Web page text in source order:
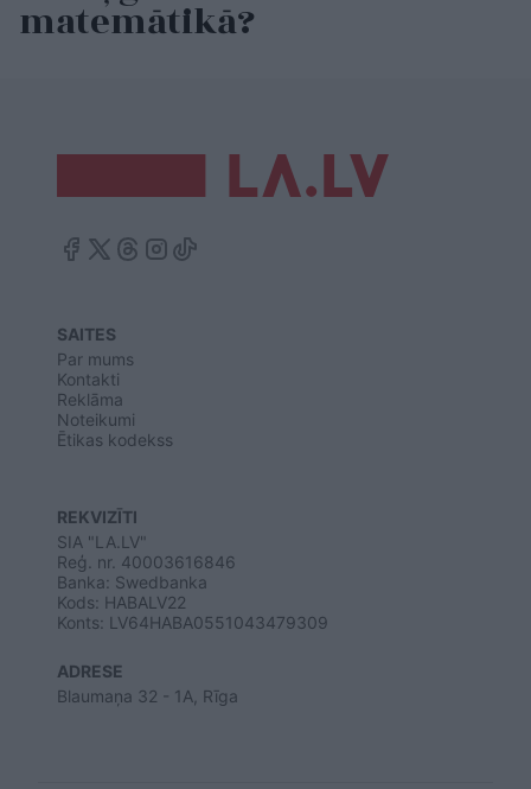
matemātikā?
SAITES
Par mums
Kontakti
Reklāma
Noteikumi
Ētikas kodekss
REKVIZĪTI
SIA "LA.LV"
Reģ. nr. 40003616846
Banka: Swedbanka
Kods: HABALV22
Konts: LV64HABA0551043479309
ADRESE
Blaumaņa 32 - 1A, Rīga